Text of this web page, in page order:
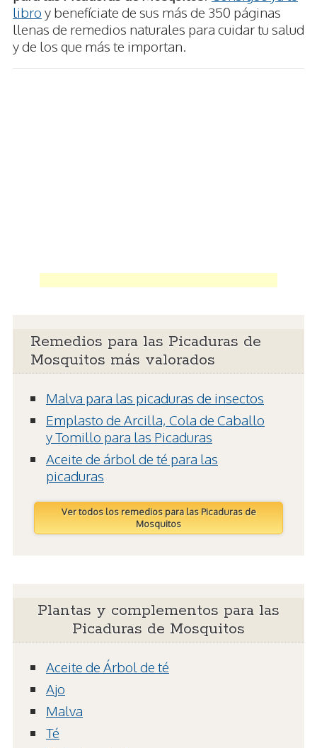
libro y benefíciate de sus más de 350 páginas
llenas de remedios naturales para cuidar tu salud
y de los que más te importan.
Remedios para las Picaduras de
Mosquitos más valorados
Malva para las picaduras de insectos
Emplasto de Arcilla, Cola de Caballo
y Tomillo para las Picaduras
Aceite de árbol de té para las
picaduras
Ver todos los remedios para las Picaduras de
Mosquitos
Plantas y complementos para las
Picaduras de Mosquitos
Aceite de Árbol de té
Ajo
Malva
Té